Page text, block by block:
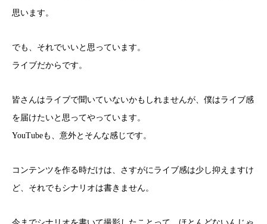
思います。
でも、それでいいと思っています。
ライブだからです。
皆さんはライブで聞いていないかもしれませんが、僕はライブ感
を届けたいと思ってやっています。
YouTubeも、意外とそんな感じです。
コンテンツを作る時だけは、さすがにライブ感は少し抑えますけ
ど、それでもシナリオは書きません。